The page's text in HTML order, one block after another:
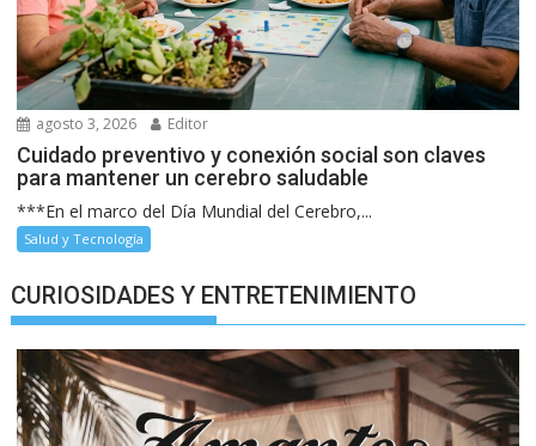
agosto 3, 2026 Editor
Cuidado preventivo y conexión social son claves
para mantener un cerebro saludable
***En el marco del Día Mundial del Cerebro,...
Salud y Tecnología
CURIOSIDADES Y ENTRETENIMIENTO